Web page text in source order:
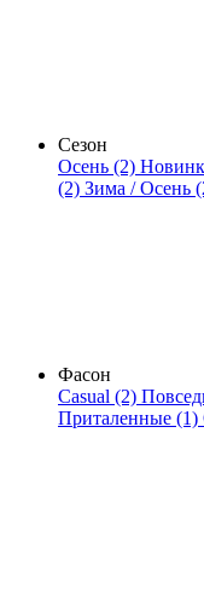
Сезон
Осень (2)
(2) Зима / Осень
Фасон
Casual (2)
Приталенные (1)